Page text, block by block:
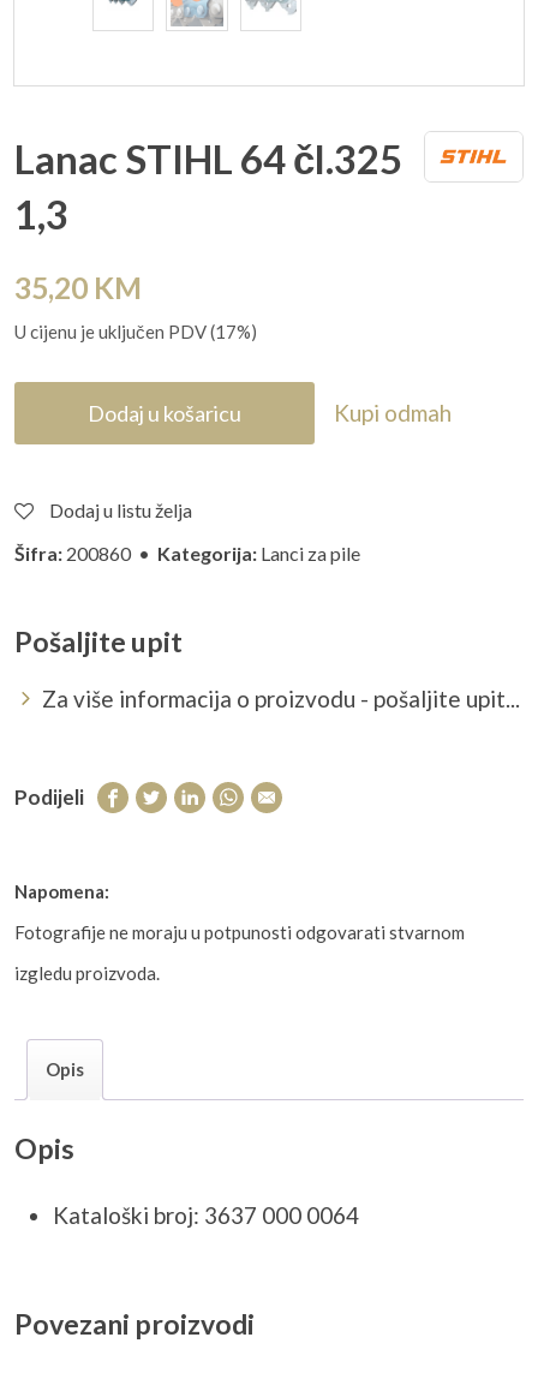
Lanac STIHL 64 čl.325
1,3
35,20 KM
U cijenu je uključen PDV (17%)
Dodaj u košaricu Kupi odmah
Dodaj u listu želja
Šifra: 200860 • Kategorija: Lanci za pile
Pošaljite upit
Za više informacija o proizvodu - pošaljite upit...
Podijeli
Napomena:
Fotografije ne moraju u potpunosti odgovarati stvarnom
izgledu proizvoda.
Opis
Opis
Kataloški broj: 3637 000 0064
Povezani proizvodi